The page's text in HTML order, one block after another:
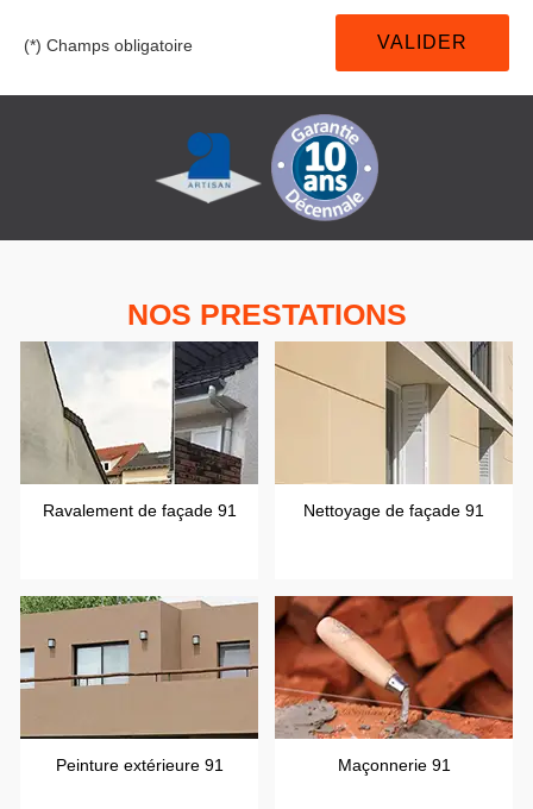
(*) Champs obligatoire
NOS PRESTATIONS
Ravalement de façade 91 Nettoyage de façade 91
Peinture extérieure 91 Maçonnerie 91